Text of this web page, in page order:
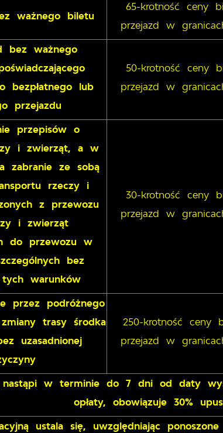
ważnego biletu
65-krotność ceny
przejazd w
bez ważnego
bezpłatnego lub
przejazdu
50-krotność ceny
przejazd w
przepisów o
i zwierząt, a w
zabranie ze sobą
rzeczy i
z przewozu
i zwierząt
do przewozu w
bez
tych warunków
30-krotność ceny
przejazd w
przez podróżnego
trasy środka
uzasadnionej
250-krotność ceny
przejazd w
nastąpi w terminie do 7 dni od daty
opłaty, obowiązuje 30%
ustala się, uwzględniając